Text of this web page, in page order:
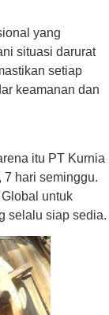
yang
situasi darurat
setiap
keamanan dan
itu PT Kurnia
hari seminggu.
untuk
selalu siap sedia.